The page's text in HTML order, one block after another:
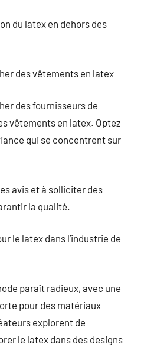
du latex en dehors des
des vêtements en latex
des fournisseurs de
vêtements en latex. Optez
qui se concentrent sur
avis et à solliciter des
la qualité.
le latex dans l’industrie de
paraît radieux, avec une
pour des matériaux
explorent de
le latex dans des designs